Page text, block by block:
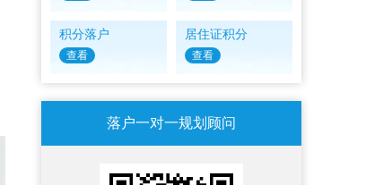
积分落户
查看
居住证积分
查看
落户一对一规划顾问